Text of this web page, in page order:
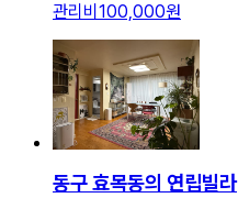
관리비 100,000원
동구 효목동의 연립빌라